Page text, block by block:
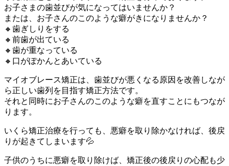
お子さまの歯並びが気になってはいませんか？
または、お子さんのこのような癖がきになりませんか？
🔸歯ぎしりをする
🔸前歯が出ている
🔸歯が重なっている
🔸口がぽかんとあいている
マイオブレース矯正は、歯並びが悪くなる原因を改善しなが
ら正しい歯列を目指す矯正方法です。
それと同時にお子さんのこのような癖を直すことにもつなが
ります。
いくら矯正治療を行っても、悪癖を取り除かなければ、後戻
りが起きてしまいます💦
子供のうちに悪癖を取り除けば、矯正後の後戻りの心配も少